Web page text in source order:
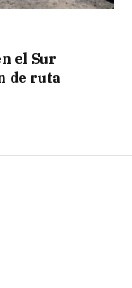
el Sur
de ruta